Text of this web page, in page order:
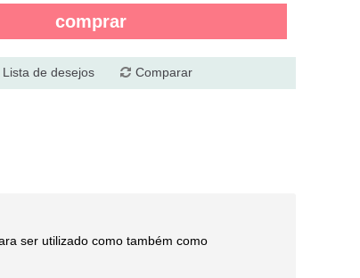
comprar
Lista de desejos Comparar
ser utilizado como também como